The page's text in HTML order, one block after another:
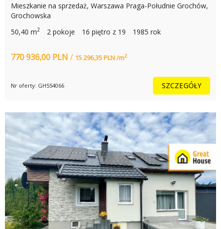
Mieszkanie na sprzedaż, Warszawa Praga-Południe Grochów,
Grochowska
50,40 m2 2 pokoje 16 piętro z 19 1985 rok
770 936,00 PLN / 15 296,35 PLN /m2
Nr oferty: GH554066 SZCZEGÓŁY